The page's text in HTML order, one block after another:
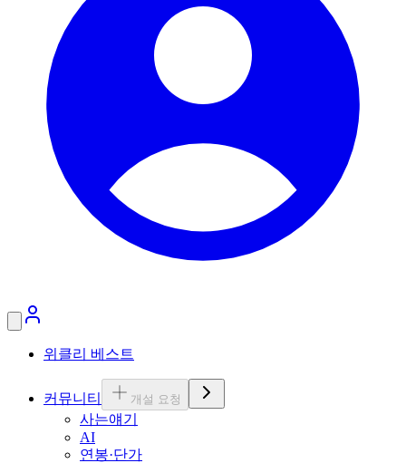
위클리 베스트
커뮤니티 개설 요청
사는얘기
AI
연봉·단가